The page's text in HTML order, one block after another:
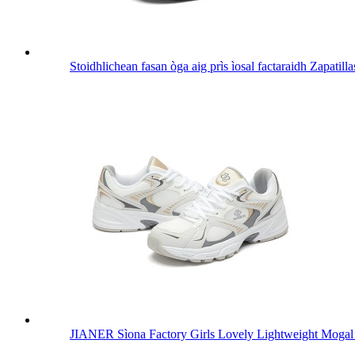
Stoidhlichean fasan òga aig prìs ìosal factaraidh
JIANER Sìona Factory Girls Lovely Lightweight